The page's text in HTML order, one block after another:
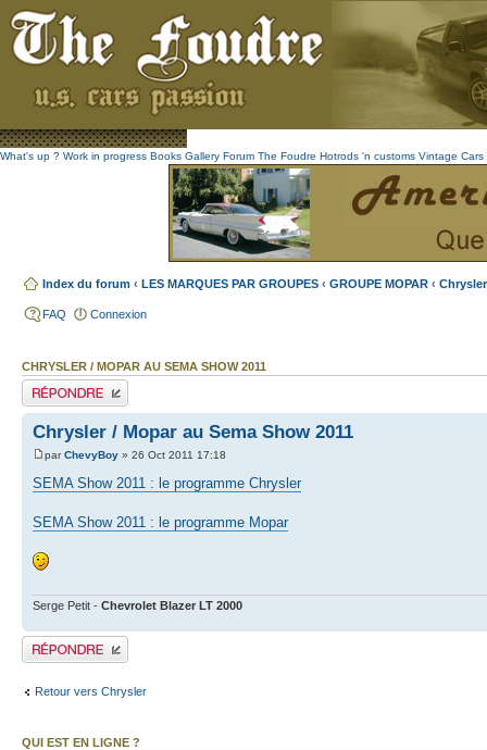
What's up ? Work in progress Books Gallery Forum The Foudre Hotrods 'n customs Vintage Cars
Index du forum ‹ LES MARQUES PAR GROUPES ‹ GROUPE MOPAR ‹ Chrysler
FAQ Connexion
CHRYSLER / MOPAR AU SEMA SHOW 2011
Publier une réponse
Chrysler / Mopar au Sema Show 2011
parChevyBoy » 26 Oct 2011 17:18
SEMA Show 2011 : le programme Chrysler
SEMA Show 2011 : le programme Mopar
Serge Petit - Chevrolet Blazer LT 2000
Publier une réponse
Retour vers Chrysler
QUI EST EN LIGNE ?